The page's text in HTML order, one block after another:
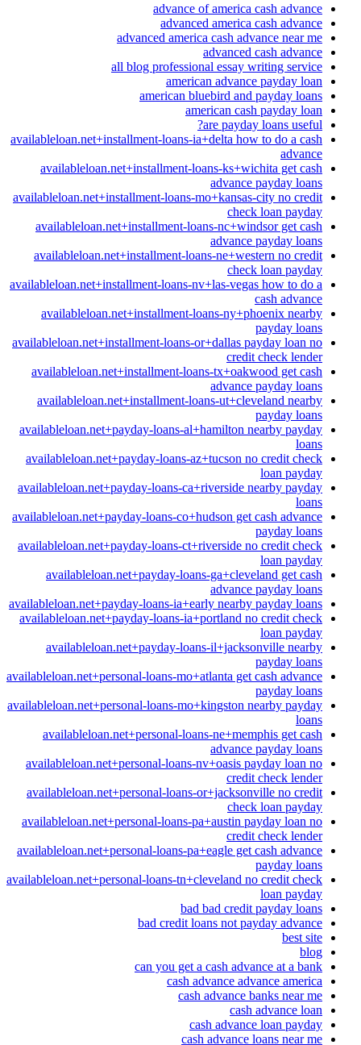
advance of america cash advance
advanced america cash advance
advanced america cash advance near me
advanced cash advance
all blog professional essay writing service
american advance payday loan
american bluebird and payday loans
american cash payday loan
are payday loans useful?
availableloan.net+installment-loans-ia+delta how to do a cash
advance
availableloan.net+installment-loans-ks+wichita get cash
advance payday loans
availableloan.net+installment-loans-mo+kansas-city no credit
check loan payday
availableloan.net+installment-loans-nc+windsor get cash
advance payday loans
availableloan.net+installment-loans-ne+western no credit
check loan payday
availableloan.net+installment-loans-nv+las-vegas how to do a
cash advance
availableloan.net+installment-loans-ny+phoenix nearby
payday loans
availableloan.net+installment-loans-or+dallas payday loan no
credit check lender
availableloan.net+installment-loans-tx+oakwood get cash
advance payday loans
availableloan.net+installment-loans-ut+cleveland nearby
payday loans
availableloan.net+payday-loans-al+hamilton nearby payday
loans
availableloan.net+payday-loans-az+tucson no credit check
loan payday
availableloan.net+payday-loans-ca+riverside nearby payday
loans
availableloan.net+payday-loans-co+hudson get cash advance
payday loans
availableloan.net+payday-loans-ct+riverside no credit check
loan payday
availableloan.net+payday-loans-ga+cleveland get cash
advance payday loans
availableloan.net+payday-loans-ia+early nearby payday loans
availableloan.net+payday-loans-ia+portland no credit check
loan payday
availableloan.net+payday-loans-il+jacksonville nearby
payday loans
availableloan.net+personal-loans-mo+atlanta get cash advance
payday loans
availableloan.net+personal-loans-mo+kingston nearby payday
loans
availableloan.net+personal-loans-ne+memphis get cash
advance payday loans
availableloan.net+personal-loans-nv+oasis payday loan no
credit check lender
availableloan.net+personal-loans-or+jacksonville no credit
check loan payday
availableloan.net+personal-loans-pa+austin payday loan no
credit check lender
availableloan.net+personal-loans-pa+eagle get cash advance
payday loans
availableloan.net+personal-loans-tn+cleveland no credit check
loan payday
bad bad credit payday loans
bad credit loans not payday advance
best site
blog
can you get a cash advance at a bank
cash advance advance america
cash advance banks near me
cash advance loan
cash advance loan payday
cash advance loans near me